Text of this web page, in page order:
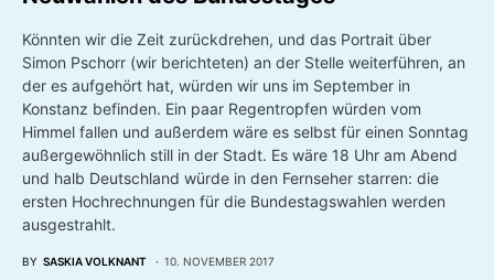
Könnten wir die Zeit zurückdrehen, und das Portrait über
Simon Pschorr (wir berichteten) an der Stelle weiterführen, an
der es aufgehört hat, würden wir uns im September in
Konstanz befinden. Ein paar Regentropfen würden vom
Himmel fallen und außerdem wäre es selbst für einen Sonntag
außergewöhnlich still in der Stadt. Es wäre 18 Uhr am Abend
und halb Deutschland würde in den Fernseher starren: die
ersten Hochrechnungen für die Bundestagswahlen werden
ausgestrahlt.
BY SASKIA VOLKNANT 10. NOVEMBER 2017